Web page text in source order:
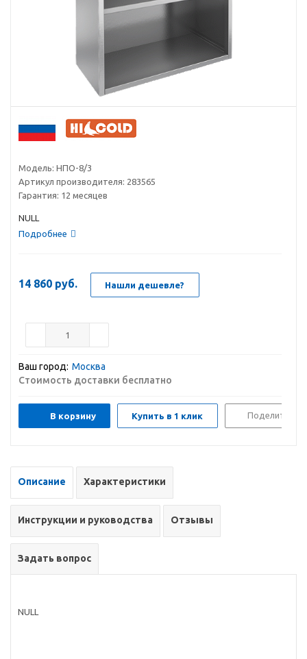
Модель: НПО-8/3
Артикул производителя: 283565
Гарантия: 12 месяцев
NULL
Подробнее
14 860 руб. Нашли дешевле?
Ваш город: Москва
Стоимость доставки бесплатно
В корзину Купить в 1 клик Поделиться
Описание Характеристики
Инструкции и руководства Отзывы
Задать вопрос
NULL